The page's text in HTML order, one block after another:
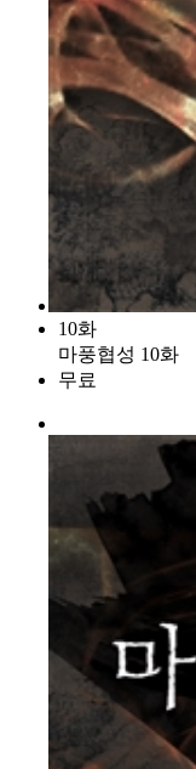
10화
마풍협성 10화
무료